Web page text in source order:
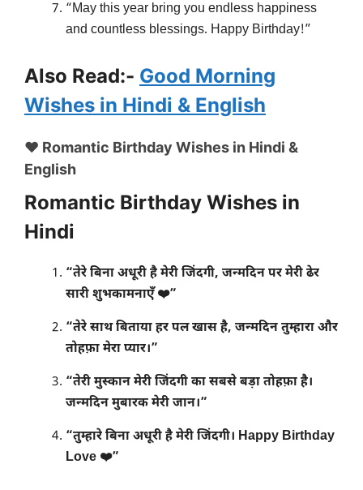
“May this year bring you endless happiness
and countless blessings. Happy Birthday!”
Also Read:- Good Morning
Wishes in Hindi & English
❤️ Romantic Birthday Wishes in Hindi &
English
Romantic Birthday Wishes in
Hindi
“तेरे बिना अधूरी है मेरी जिंदगी, जन्मदिन पर मेरी ढेर
सारी शुभकामनाएँ ❤️”
“तेरे साथ बिताया हर पल खास है, जन्मदिन तुम्हारा और
तोहफ़ा मेरा प्यार।”
“तेरी मुस्कान मेरी जिंदगी का सबसे बड़ा तोहफ़ा है।
जन्मदिन मुबारक मेरी जान।”
“तुम्हारे बिना अधूरी है मेरी जिंदगी। Happy Birthday
Love ❤️”